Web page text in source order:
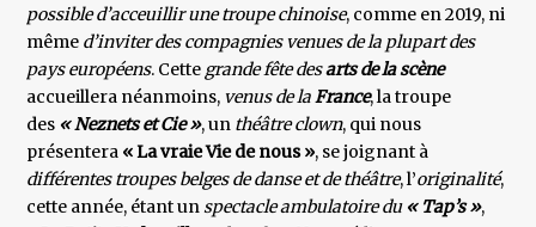
possible d’acceuillir une troupe chinoise, comme en 2019, ni
même d’inviter des compagnies venues de la plupart des
pays européens. Cette grande fête desarts de la scène
accueillera néanmoins, venus de laFrance, la troupe
des « Neznets et Cie », un théâtre clown, qui nous
présentera « La vraie Vie de nous », se joignant à
différentes troupes belges de danse et de théâtre, l’originalité,
cette année, étant unspectacle ambulatoire du « Tap’s »,